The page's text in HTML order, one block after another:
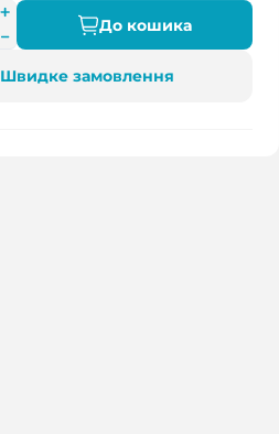
До кошика
Швидке замовлення